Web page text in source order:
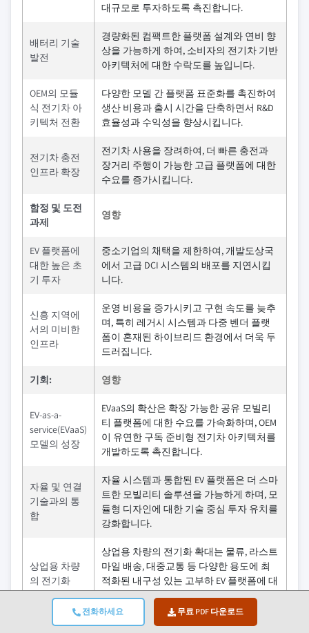
전화하세요 무료 PDF 다운로드
대규모로 투자하도록 촉진합니다.
배터리 기술
발전
경량화된 컴팩트한 플랫폼 설계와 연비 향
상을 가능하게 하여, 소비자의 전기차 기반
아키텍처에 대한 수락도를 높입니다.
OEM의 모듈
식 전기차 아
키텍처 전환
다양한 모델 간 플랫폼 표준화를 촉진하여
생산 비용과 출시 시간을 단축하면서 R&D
효율성과 수익성을 향상시킵니다.
전기차 충전
인프라 확장
전기차 사용을 장려하여, 더 빠른 충전과
장거리 주행이 가능한 고급 플랫폼에 대한
수요를 증가시킵니다.
함정 및 도전
과제
영향
EV 플랫폼에
대한 높은 초
기 투자
중소기업의 채택을 제한하여, 개발도상국
에서 고급 DCI 시스템의 배포를 지연시킵
니다.
신흥 지역에
서의 미비한
인프라
운영 비용을 증가시키고 구현 속도를 늦추
며, 특히 레거시 시스템과 다중 벤더 플랫
폼이 혼재된 하이브리드 환경에서 더욱 두
드러집니다.
기회: 영향
EV-as-a-
service(EVaaS)
모델의 성장
EVaaS의 확산은 확장 가능한 공유 모빌리
티 플랫폼에 대한 수요를 가속화하며, OEM
이 유연한 구독 준비형 전기차 아키텍처를
개발하도록 촉진합니다.
자율 및 연결
기술과의 통
합
자율 시스템과 통합된 EV 플랫폼은 더 스마
트한 모빌리티 솔루션을 가능하게 하며, 모
듈형 디자인에 대한 기술 중심 투자 유치를
강화합니다.
상업용 차량
의 전기화
상업용 차량의 전기화 확대는 물류, 라스트
마일 배송, 대중교통 등 다양한 용도에 최
적화된 내구성 있는 고부하 EV 플랫폼에 대
한 수요를 증가시킵니다.
도시형 마이
도시화는 마이크로 모빌리티 수요를 증가